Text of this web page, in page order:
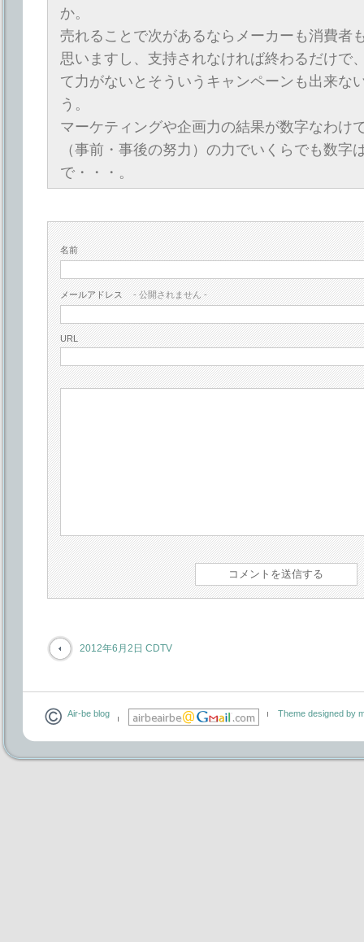
か。
売れることで次があるならメーカーも消費者
思いますし、支持されなければ終わるだけで
て力がないとそういうキャンペーンも出来な
う。
マーケティングや企画力の結果が数字なわけ
（事前・事後の努力）の力でいくらでも数字
で・・・。
名前
メールアドレス - 公開されません -
URL
2012年6月2日 CDTV
Air-be blog Theme designed by